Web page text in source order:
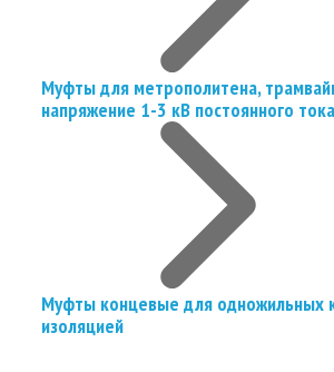
Муфты для метрополитена,
напряжение 1-3 кВ постоянного тока
Муфты концевые для одножильных
изоляцией